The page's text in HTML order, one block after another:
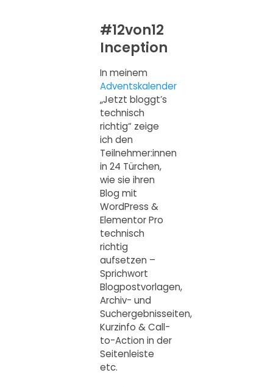
#12von12
Inception
In meinem
Adventskalender
„Jetzt bloggt’s
technisch
richtig“ zeige
ich den
Teilnehmer:innen
in 24 Türchen,
wie sie ihren
Blog mit
WordPress &
Elementor Pro
technisch
richtig
aufsetzen –
Sprichwort
Blogpostvorlagen,
Archiv- und
Suchergebnisseiten,
Kurzinfo & Call-
to-Action in der
Seitenleiste
etc.